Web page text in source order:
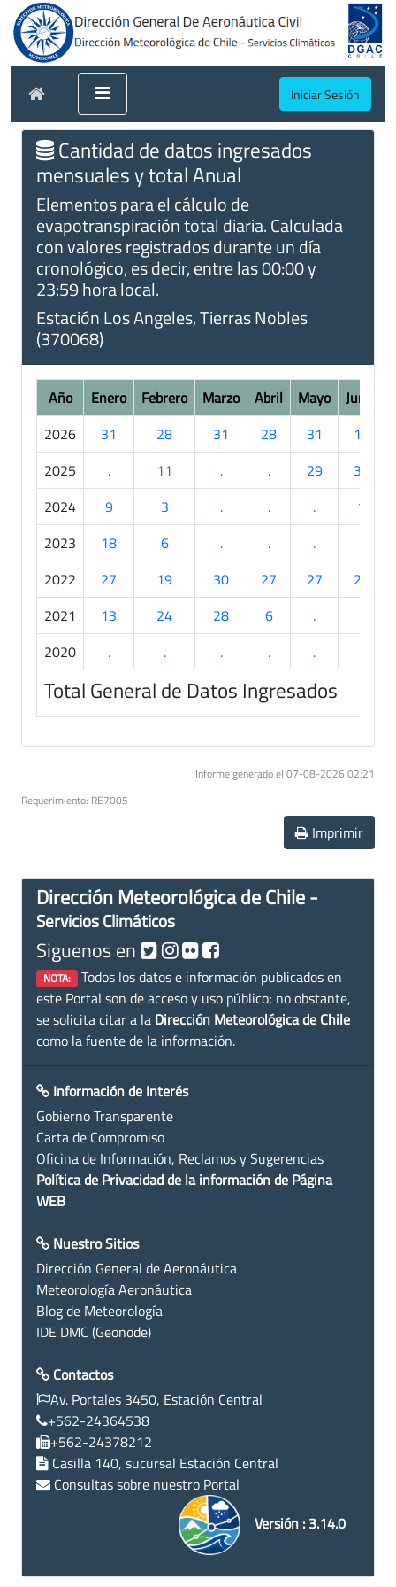
Iniciar Sesión
Cantidad de datos ingresados
mensuales y total Anual
Elementos para el cálculo de
evapotranspiración total diaria. Calculada
con valores registrados durante un día
cronológico, es decir, entre las 00:00 y
23:59 hora local.
Estación Los Angeles, Tierras Nobles
(370068)
Año Enero Febrero Marzo Abril Mayo Junio
2026
31 28 31 28 31
19
2025
. 11 . . 29
30
2024
9 3 . . .
1
2023
18 6 . . .
2022
27 19 30 27 27
24
2021
13 24 28 6 .
2020
. . . . .
Total General de Datos Ingresados
Informe generado el 07-08-2026 02:21
Requerimiento: RE7005
Imprimir
Dirección Meteorológica de Chile -
Servicios Climáticos
Siguenos en
NOTA: Todos los datos e información publicados en
este Portal son de acceso y uso público; no obstante,
se solicita citar a la Dirección Meteorológica de Chile
como la fuente de la información.
Información de Interés
Gobierno Transparente
Carta de Compromiso
Oficina de Información, Reclamos y Sugerencias
Política de Privacidad de la información de Página
WEB
Nuestro Sitios
Dirección General de Aeronáutica
Meteorología Aeronáutica
Blog de Meteorología
IDE DMC (Geonode)
Contactos
Av. Portales 3450, Estación Central
+562-24364538
+562-24378212
Casilla 140, sucursal Estación Central
Consultas sobre nuestro Portal
Versión : 3.14.0